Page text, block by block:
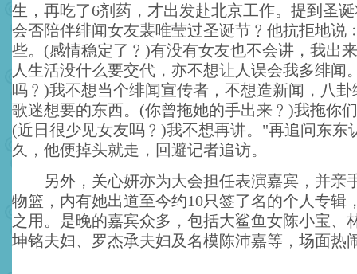
生，再吃了6剂药，才出发赴北京工作。提到圣
会否陪伴绯闻女友裴唯莹过圣诞节﹖他抗拒地说
些。(感情稳定了﹖)有没有女友也不会讲，我出
人生活没什么要交代，亦不想让人误会我多绯闻
吗﹖)我不想当个绯闻宣传者，不想造新闻，八
歌迷想要的东西。(你曾拖她的手出来﹖)我拖你
(近日很少见女友吗﹖)我不想再讲。"再追问东东
久，他便掉头就走，回避记者追访。
另外，关心妍亦为大会担任表演嘉宾，并亲
物篮，内有她出道至今约10只签了名的个人专辑
之用。是晚的嘉宾众多，包括大鲨鱼女陈小宝、
坤铭夫妇、罗杰承夫妇及名模陈沛嘉等，场面热